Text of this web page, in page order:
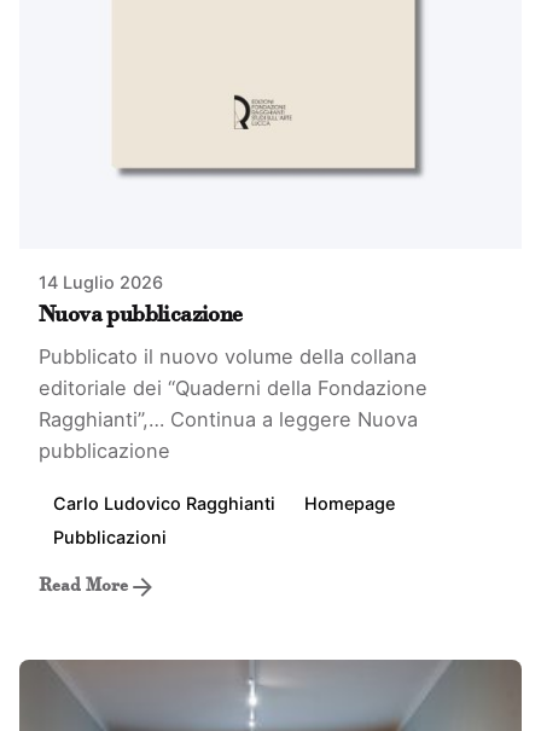
14 Luglio 2026
Nuova pubblicazione
Pubblicato il nuovo volume della collana
editoriale dei “Quaderni della Fondazione
Ragghianti”,… Continua a leggere Nuova
pubblicazione
Carlo Ludovico Ragghianti
Homepage
Pubblicazioni
Read More